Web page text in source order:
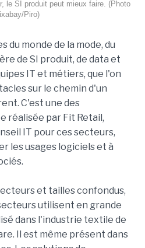
le SI produit peut mieux faire. (Photo
Piro)
monde de la mode, du
de SI produit, de data et
IT et métiers, que l'on
sur le chemin d'un
C'est une des
réalisée par Fit Retail,
IT pour ces secteurs,
les usages logiciels et à
et tailles confondus,
utilisent en grande
dans l'industrie textile de
Il est même présent dans